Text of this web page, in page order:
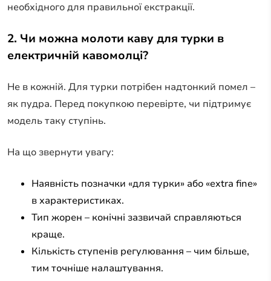
необхідного для правильної екстракції.
2. Чи можна молоти каву для турки в
електричній кавомолці?
Не в кожній. Для турки потрібен надтонкий помел –
як пудра. Перед покупкою перевірте, чи підтримує
модель таку ступінь.
На що звернути увагу:
Наявність позначки «для турки» або «extra fine»
в характеристиках.
Тип жорен – конічні зазвичай справляються
краще.
Кількість ступенів регулювання – чим більше,
тим точніше налаштування.